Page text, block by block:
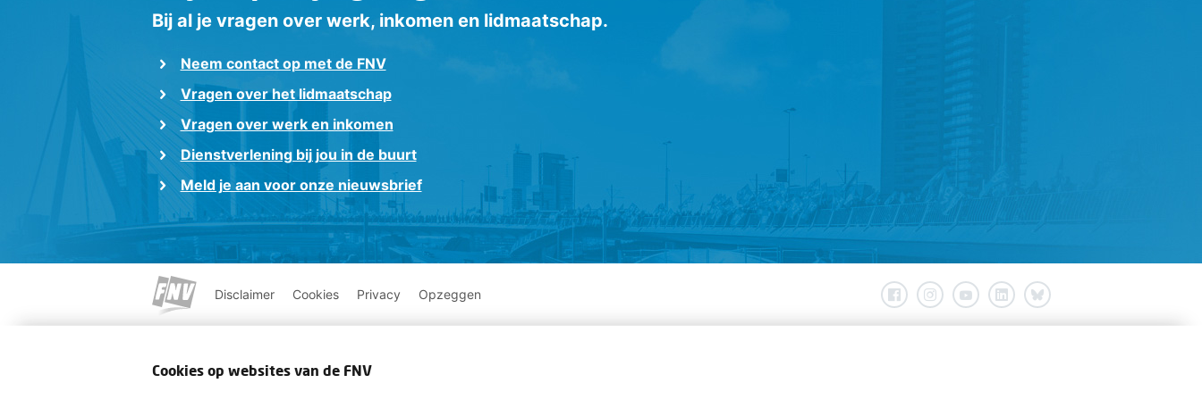
Bij al je vragen over werk, inkomen en lidmaatschap.
Neem contact op met de FNV
Vragen over het lidmaatschap
Vragen over werk en inkomen
Dienstverlening bij jou in de buurt
Meld je aan voor onze nieuwsbrief
Disclaimer Cookies Privacy Opzeggen
Cookies op websites van de FNV